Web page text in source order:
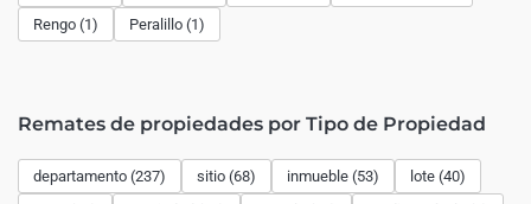
Rengo (1)
Peralillo (1)
Remates de propiedades por Tipo de Propiedad
departamento (237) sitio (68) inmueble (53)
lote (40)